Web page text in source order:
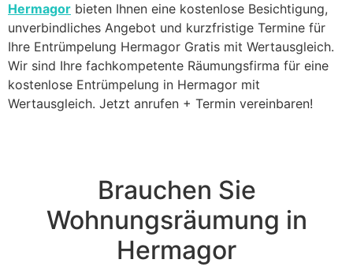
Hermagor bieten Ihnen eine kostenlose Besichtigung,
unverbindliches Angebot und kurzfristige Termine für
Ihre Entrümpelung Hermagor Gratis mit Wertausgleich.
Wir sind Ihre fachkompetente Räumungsfirma für eine
kostenlose Entrümpelung in Hermagor mit
Wertausgleich. Jetzt anrufen + Termin vereinbaren!
Brauchen Sie
Wohnungsräumung in
Hermagor